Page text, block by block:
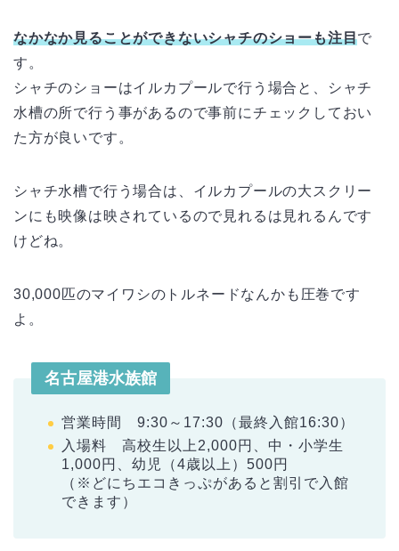
なかなか見ることができないシャチのショーも注目で
す。
シャチのショーはイルカプールで行う場合と、シャチ
水槽の所で行う事があるので事前にチェックしておい
た方が良いです。
シャチ水槽で行う場合は、イルカプールの大スクリー
ンにも映像は映されているので見れるは見れるんです
けどね。
30,000匹のマイワシのトルネードなんかも圧巻です
よ。
名古屋港水族館
営業時間 9:30～17:30（最終入館16:30）
入場料 高校生以上2,000円、中・小学生
1,000円、幼児（4歳以上）500円
（※どにちエコきっぷがあると割引で入館
できます）